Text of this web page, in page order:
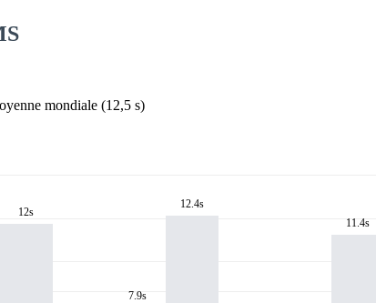
mondiale (12,5 s)
12s
7.9s
12.4s
11.4s